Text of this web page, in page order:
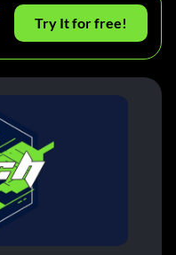
Try It for free!